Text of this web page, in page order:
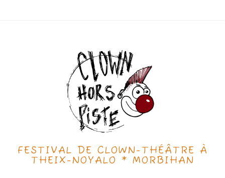
FESTIVAL DE CLOWN-THÉÂTRE À
THEIX-NOYALO * MORBIHAN